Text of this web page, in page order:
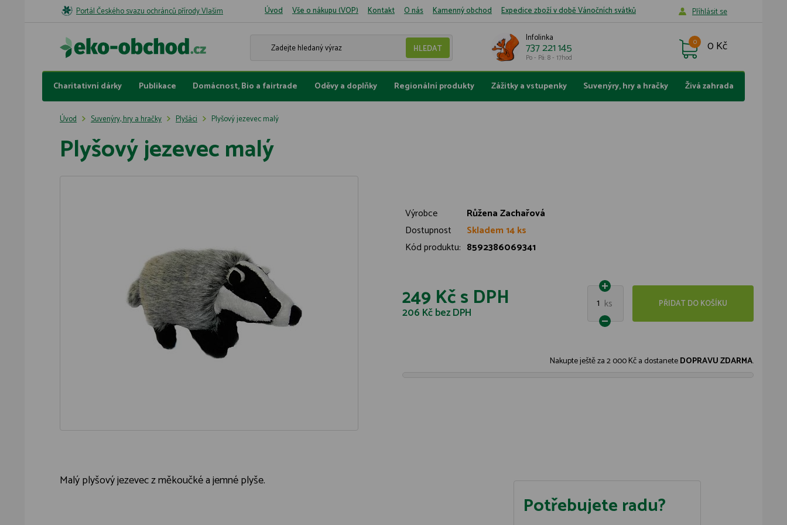
Portál Českého svazu ochránců přírody Vlašim Úvod Vše o nákupu (VOP) Kontakt O nás Kamenný obchod Expedice zboží v době Vánočních svátků Příhlásit se
Infolinka
737 221 145
Po - Pá: 8 - 17hod
0 Kč
0
Charitativní dárky Publikace Domácnost, Bio a fairtrade Oděvy a doplňky Regionální produkty Zážitky a vstupenky Suvenýry, hry a hračky Živá zahrada
Úvod Suvenýry, hry a hračky Plyšáci Plyšový jezevec malý
Plyšový jezevec malý
Výrobce
Růžena Zachařová
Dostupnost
Skladem 14 ks
Kód produktu: 8592386069341
249 Kčs DPH
206 Kčbez DPH
1 ks PŘIDAT DO KOŠÍKU
Nakupte ještě za2 000 Kča dostaneteDOPRAVU ZDARMA.
Malý plyšový jezevec z měkoučké a jemné plyše.
Potřebujete radu?